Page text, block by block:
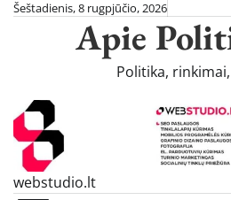
SkipŠeštadienis, 8 rugpjūčio, 2026
Apie
Politika,
webstudio.lt